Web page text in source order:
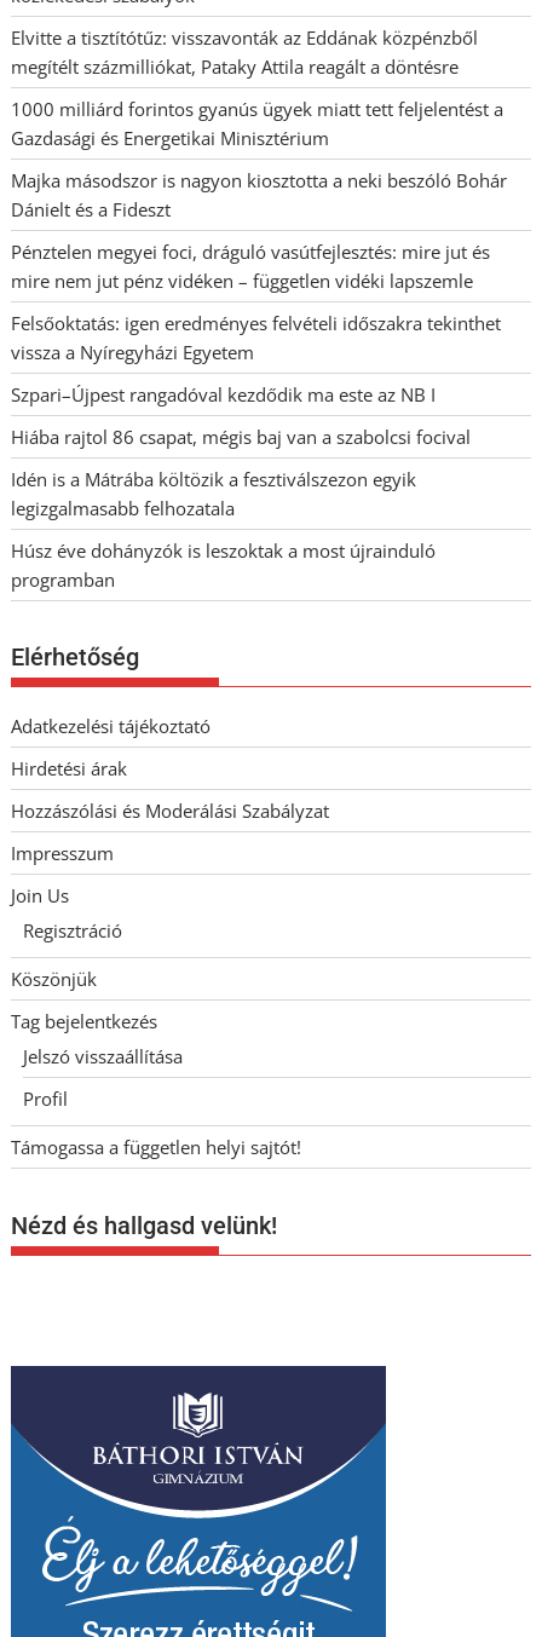
Elvitte a tisztítótűz: visszavonták az Eddának közpénzből
megítélt százmilliókat, Pataky Attila reagált a döntésre
1000 milliárd forintos gyanús ügyek miatt tett feljelentést a
Gazdasági és Energetikai Minisztérium
Majka másodszor is nagyon kiosztotta a neki beszóló Bohár
Dánielt és a Fideszt
Pénztelen megyei foci, dráguló vasútfejlesztés: mire jut és
mire nem jut pénz vidéken – független vidéki lapszemle
Felsőoktatás: igen eredményes felvételi időszakra tekinthet
vissza a Nyíregyházi Egyetem
Szpari–Újpest rangadóval kezdődik ma este az NB I
Hiába rajtol 86 csapat, mégis baj van a szabolcsi focival
Idén is a Mátrába költözik a fesztiválszezon egyik
legizgalmasabb felhozatala
Húsz éve dohányzók is leszoktak a most újrainduló
programban
Elérhetőség
Adatkezelési tájékoztató
Hirdetési árak
Hozzászólási és Moderálási Szabályzat
Impresszum
Join Us
Regisztráció
Köszönjük
Tag bejelentkezés
Jelszó visszaállítása
Profil
Támogassa a független helyi sajtót!
Nézd és hallgasd velünk!